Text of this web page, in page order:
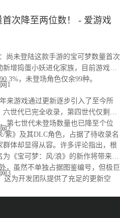
首次降至两位数！ - 爱游戏
未登陆这款手游的宝可梦数量首次
增捣蛋小妖进化家族，目前游戏图
，未登场角色仅余99种。
游戏通过更新逐步引入了至今所
世代已完全收录，第四世代仅剩阿
第七世代未登场数量也已降至个位
紫》及其DLC角色，占据了待收录名
体却显得从容。许多评论指出，根
《宝可梦：风/浪》的新作将带来大
，虽然不单独占据图鉴编号，但极巨
这为开发团队提供了充足的更新空